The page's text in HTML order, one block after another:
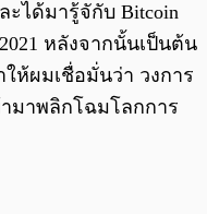
ะได้มารู้จักับ Bitcoin
หลังจากนั้นเป็นต้น
ห้ผมเชื่อมั่นว่า วงการ
มาพลิกโฉมโลกการ